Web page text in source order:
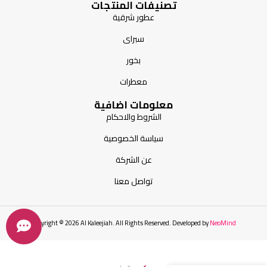
تصنيفات المنتجات
عطور شرقية
سبراى
بخور
معطرات
معلومات اضافية
الشروط والاحكام
سياسة الخصوصية
عن الشركة
تواصل معنا
Copyright © 2026 Al Kaleejiah. All Rights Reserved. Developed byNeoMind